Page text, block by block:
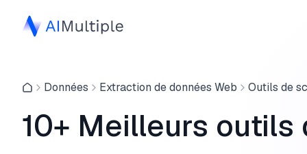
Données Extraction de données Web Outils de
10+ Meilleurs